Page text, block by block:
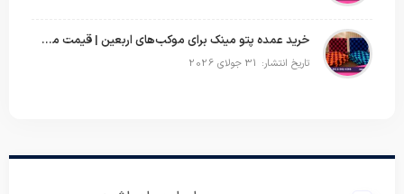
خرید عمده پتو مینک برای موکب‌های اربعین | قیمت مناسب و ارسال سریع
تاریخ انتشار: 31 جولای 2026